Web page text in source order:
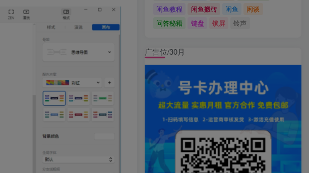
闲鱼教程
闲鱼搬砖 闲鱼
闲谈
问答秘籍
键盘 锁屏 铃声
广告位/30月